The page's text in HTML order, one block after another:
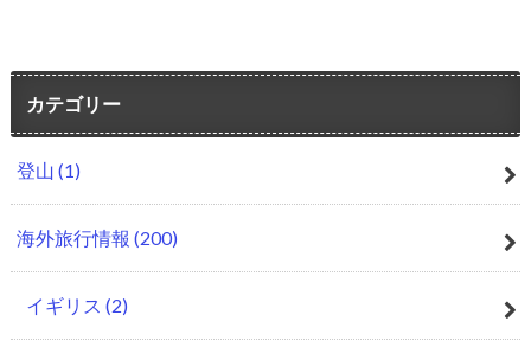
カテゴリー
登山 (1)
海外旅行情報 (200)
イギリス (2)